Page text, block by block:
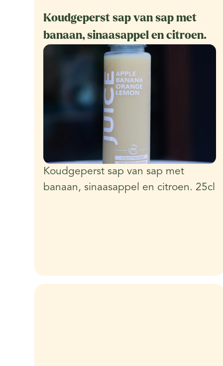
Koudgeperst sap van sap met
banaan, sinaasappel en citroen.
Koudgeperst sap van sap met
banaan, sinaasappel en citroen. 25cl